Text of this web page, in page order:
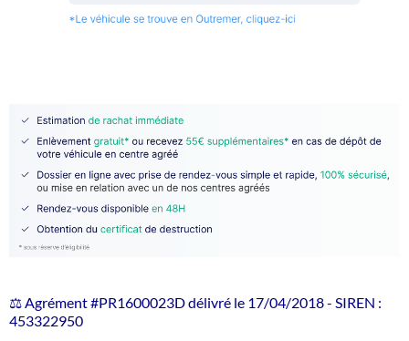
⚖️ Agrément #PR1600023D délivré le 17/04/2018 - SIREN :
453322950